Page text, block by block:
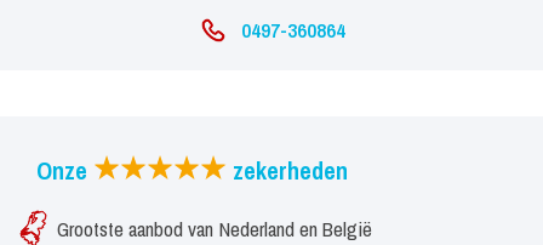
0497-360864
Onze zekerheden
Grootste aanbod van Nederland en België